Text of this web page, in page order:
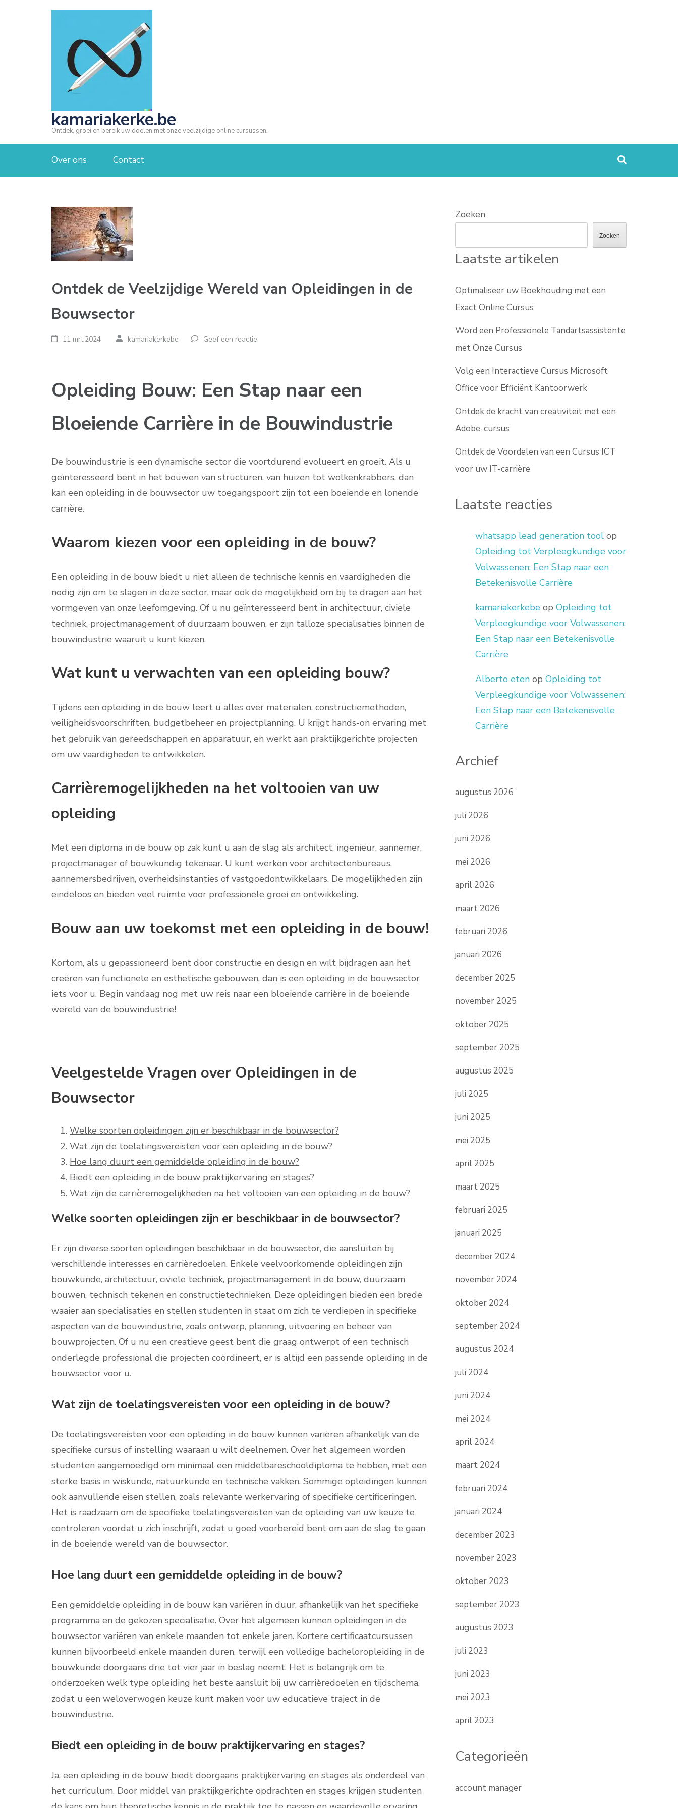
kamariakerke.be
Ontdek, groei en bereik uw doelen met onze veelzijdige online cursussen.
Over ons Contact
Ontdek de Veelzijdige Wereld van Opleidingen in de
Bouwsector
11 mrt,2024 kamariakerkebe Geef een reactie
Opleiding Bouw: Een Stap naar een
Bloeiende Carrière in de Bouwindustrie
De bouwindustrie is een dynamische sector die voortdurend evolueert en groeit. Als u
geïnteresseerd bent in het bouwen van structuren, van huizen tot wolkenkrabbers, dan
kan een opleiding in de bouwsector uw toegangspoort zijn tot een boeiende en lonende
carrière.
Waarom kiezen voor een opleiding in de bouw?
Een opleiding in de bouw biedt u niet alleen de technische kennis en vaardigheden die
nodig zijn om te slagen in deze sector, maar ook de mogelijkheid om bij te dragen aan het
vormgeven van onze leefomgeving. Of u nu geïnteresseerd bent in architectuur, civiele
techniek, projectmanagement of duurzaam bouwen, er zijn talloze specialisaties binnen de
bouwindustrie waaruit u kunt kiezen.
Wat kunt u verwachten van een opleiding bouw?
Tijdens een opleiding in de bouw leert u alles over materialen, constructiemethoden,
veiligheidsvoorschriften, budgetbeheer en projectplanning. U krijgt hands-on ervaring met
het gebruik van gereedschappen en apparatuur, en werkt aan praktijkgerichte projecten
om uw vaardigheden te ontwikkelen.
Carrièremogelijkheden na het voltooien van uw
opleiding
Met een diploma in de bouw op zak kunt u aan de slag als architect, ingenieur, aannemer,
projectmanager of bouwkundig tekenaar. U kunt werken voor architectenbureaus,
aannemersbedrijven, overheidsinstanties of vastgoedontwikkelaars. De mogelijkheden zijn
eindeloos en bieden veel ruimte voor professionele groei en ontwikkeling.
Bouw aan uw toekomst met een opleiding in de bouw!
Kortom, als u gepassioneerd bent door constructie en design en wilt bijdragen aan het
creëren van functionele en esthetische gebouwen, dan is een opleiding in de bouwsector
iets voor u. Begin vandaag nog met uw reis naar een bloeiende carrière in de boeiende
wereld van de bouwindustrie!
Veelgestelde Vragen over Opleidingen in de
Bouwsector
Welke soorten opleidingen zijn er beschikbaar in de bouwsector?
Wat zijn de toelatingsvereisten voor een opleiding in de bouw?
Hoe lang duurt een gemiddelde opleiding in de bouw?
Biedt een opleiding in de bouw praktijkervaring en stages?
Wat zijn de carrièremogelijkheden na het voltooien van een opleiding in de bouw?
Welke soorten opleidingen zijn er beschikbaar in de bouwsector?
Er zijn diverse soorten opleidingen beschikbaar in de bouwsector, die aansluiten bij
verschillende interesses en carrièredoelen. Enkele veelvoorkomende opleidingen zijn
bouwkunde, architectuur, civiele techniek, projectmanagement in de bouw, duurzaam
bouwen, technisch tekenen en constructietechnieken. Deze opleidingen bieden een brede
waaier aan specialisaties en stellen studenten in staat om zich te verdiepen in specifieke
aspecten van de bouwindustrie, zoals ontwerp, planning, uitvoering en beheer van
bouwprojecten. Of u nu een creatieve geest bent die graag ontwerpt of een technisch
onderlegde professional die projecten coördineert, er is altijd een passende opleiding in de
bouwsector voor u.
Wat zijn de toelatingsvereisten voor een opleiding in de bouw?
De toelatingsvereisten voor een opleiding in de bouw kunnen variëren afhankelijk van de
specifieke cursus of instelling waaraan u wilt deelnemen. Over het algemeen worden
studenten aangemoedigd om minimaal een middelbareschooldiploma te hebben, met een
sterke basis in wiskunde, natuurkunde en technische vakken. Sommige opleidingen kunnen
ook aanvullende eisen stellen, zoals relevante werkervaring of specifieke certificeringen.
Het is raadzaam om de specifieke toelatingsvereisten van de opleiding van uw keuze te
controleren voordat u zich inschrijft, zodat u goed voorbereid bent om aan de slag te gaan
in de boeiende wereld van de bouwsector.
Hoe lang duurt een gemiddelde opleiding in de bouw?
Een gemiddelde opleiding in de bouw kan variëren in duur, afhankelijk van het specifieke
programma en de gekozen specialisatie. Over het algemeen kunnen opleidingen in de
bouwsector variëren van enkele maanden tot enkele jaren. Kortere certificaatcursussen
kunnen bijvoorbeeld enkele maanden duren, terwijl een volledige bacheloropleiding in de
bouwkunde doorgaans drie tot vier jaar in beslag neemt. Het is belangrijk om te
onderzoeken welk type opleiding het beste aansluit bij uw carrièredoelen en tijdschema,
zodat u een weloverwogen keuze kunt maken voor uw educatieve traject in de
bouwindustrie.
Biedt een opleiding in de bouw praktijkervaring en stages?
Ja, een opleiding in de bouw biedt doorgaans praktijkervaring en stages als onderdeel van
het curriculum. Door middel van praktijkgerichte opdrachten en stages krijgen studenten
Zoeken
Zoeken
Laatste artikelen
Optimaliseer uw Boekhouding met een
Exact Online Cursus
Word een Professionele Tandartsassistente
met Onze Cursus
Volg een Interactieve Cursus Microsoft
Office voor Efficiënt Kantoorwerk
Ontdek de kracht van creativiteit met een
Adobe-cursus
Ontdek de Voordelen van een Cursus ICT
voor uw IT-carrière
Laatste reacties
whatsapp lead generation tool op
Opleiding tot Verpleegkundige voor
Volwassenen: Een Stap naar een
Betekenisvolle Carrière
kamariakerkebe opOpleiding tot
Verpleegkundige voor Volwassenen:
Een Stap naar een Betekenisvolle
Carrière
Alberto eten opOpleiding tot
Verpleegkundige voor Volwassenen:
Een Stap naar een Betekenisvolle
Carrière
Archief
augustus 2026
juli 2026
juni 2026
mei 2026
april 2026
maart 2026
februari 2026
januari 2026
december 2025
november 2025
oktober 2025
september 2025
augustus 2025
juli 2025
juni 2025
mei 2025
april 2025
maart 2025
februari 2025
januari 2025
december 2024
november 2024
oktober 2024
september 2024
augustus 2024
juli 2024
juni 2024
mei 2024
april 2024
maart 2024
februari 2024
januari 2024
december 2023
november 2023
oktober 2023
september 2023
augustus 2023
juli 2023
juni 2023
mei 2023
april 2023
Categorieën
account manager